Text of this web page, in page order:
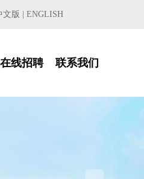
文版 ENGLISH
在线招聘 联系我们